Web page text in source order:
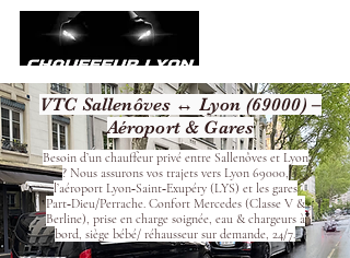
VTC Sallenôves ↔ Lyon (69000) –
Aéroport & Gares
Besoin d’un chauffeur privé entre Sallenôves et Lyon
? Nous assurons vos trajets vers Lyon 69000,
l’aéroport Lyon‑Saint‑Exupéry (LYS) et les gares
Part‑Dieu/Perrache. Confort Mercedes (Classe V &
Berline), prise en charge soignée, eau & chargeurs à
bord, siège bébé/ réhausseur sur demande, 24/7.